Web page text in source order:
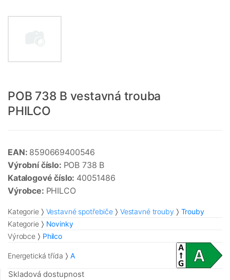
POB 738 B vestavná trouba
PHILCO
EAN: 8590669400546
Výrobní číslo: POB 738 B
Katalogové číslo: 40051486
Výrobce: PHILCO
Kategorie Vestavné spotřebiče Vestavné trouby
Trouby
Kategorie
Novinky
Výrobce
Philco
Energetická třída A
Skladová dostupnost